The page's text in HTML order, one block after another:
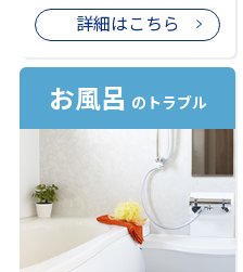
詳細はこちら
お風呂 のトラブル